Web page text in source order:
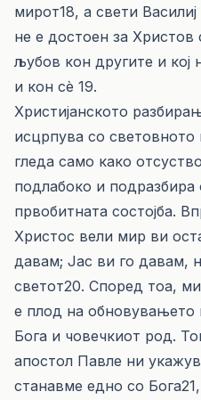
мирот18, а свети
не е достоен за Христов
љубов кон другите и
и кон сè 19.
Христијанското
исцрпува со
гледа само како
подлабоко и
првобитната состојба.
Христос вели мир ви
давам; Јас ви го давам,
светот20. Според тоа,
е плод на обновувањето
Бога и човечкиот род.
апостол Павле ни
станавме едно со